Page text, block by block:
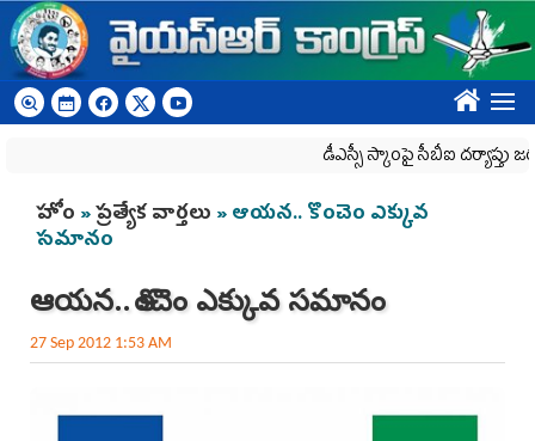
Skip to main content
????
డీఎస్సీ స్కాంపై సీబీఐ దర్యాప్తు జరగాల్సిందే
You are here
హోం »ప్రత్యేక వార్తలు » ఆయన.. కొంచెం ఎక్కువ
సమానం
ఆయన.. కొంచెం ఎక్కువ సమానం
27 Sep 2012 1:53 AM